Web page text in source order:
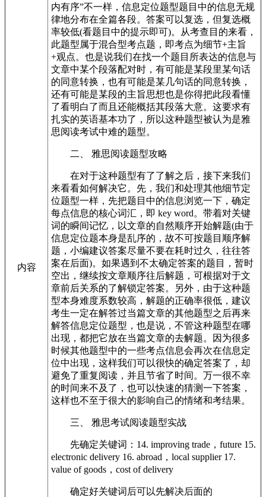
内容
内有序”不一样，信息定位题型题目中的信息无规
律地分布在全篇各段。答案可以复选，但复选概
率较低(看题目中的提示即可)。从考查目的来看，
此题型属于混合型考点题，即考点为细节+主旨
+观点。也是说我们在找一个题目所表达的信息与
文章中某个段落配对时，有可能是某段里某句话
的同意转换，也有可能是某几句话的同意转换，
还有可能是某段的主旨思想也是你得把此段看懂
了看明白了而且还能概括其段落大意。这要求有
扎实的英语基本功了，所以这种题型被认为是雅
思阅读考试中难的题型。
二、 雅思阅读题型攻略
在对于这种题型有了了解之后，接下来我们
来看看如何解决它。先，我们和处理其他细节定
位题型一样，先把题目中的信息浏览一下，确定
每点信息的核心词汇，即 key word。带着对关键
词的瞬间记忆，以文章的自然顺序开始解题(由于
信息定位题本身是乱序的，故不可按题目顺序解
题，小编建议答案尽量不要在耗时过久，往往答
案在后面)。如果遇到不太确定答案的题目，暂时
空出，继续按文章顺序往后解题，可根据对于文
章前后关系的了解锁定答案。另外，由于这种题
型本身难度系数较高，解题的正确率很低，建议
考生一定在解答过当篇文章的其他题型之后再来
解答信息定位题型，也是说，不管这种题型在哪
出现，都把它放在当篇文章的去解题。因为很多
时候其他题型中的一些考点信息会再次在信息定
位中出现，这样我们可以很快的确定答案了，却
避免了重复阅读，并且节省了时间。万一很不幸
的时间来不及了，也可以快速的猜测一下答案，
这样也不至于很大的影响自己的情绪和考结果。
三、 雅思考试阅读题型实战
先确定关键词：14. improving trade，future 15.
electronic delivery 16. abroad，local supplier 17.
value of goods，cost of delivery
确定好关键词后可以先解决后面的